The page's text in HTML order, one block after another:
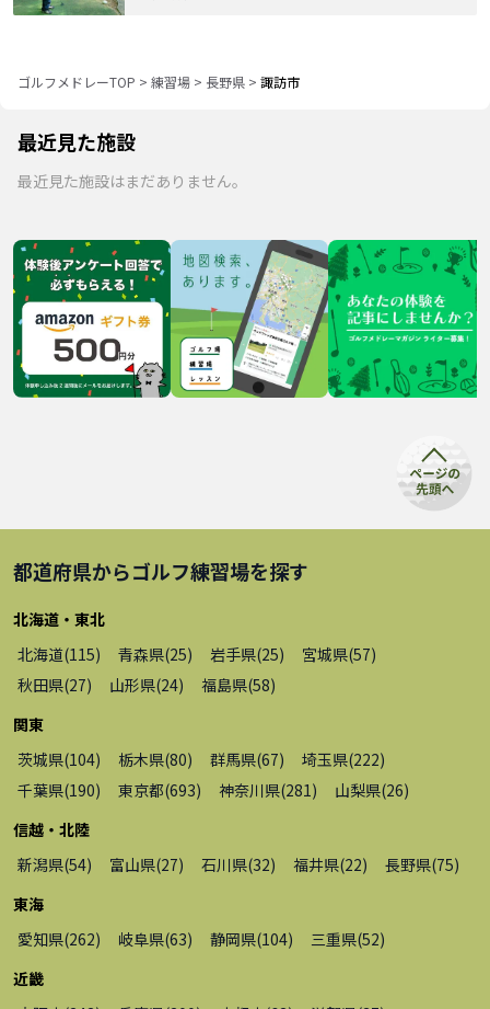
ゴルフメドレーTOP > 練習場 > 長野県 > 諏訪市
最近見た施設
最近見た施設はまだありません。
都道府県からゴルフ練習場を探す
北海道・東北
北海道(115) 青森県(25) 岩手県(25) 宮城県(57)
秋田県(27) 山形県(24) 福島県(58)
関東
茨城県(104) 栃木県(80) 群馬県(67) 埼玉県(222)
千葉県(190) 東京都(693) 神奈川県(281 ) 山梨県(26)
信越・北陸
新潟県(54) 富山県(27) 石川県(32) 福井県(22) 長野県(75)
東海
愛知県(262) 岐阜県(63) 静岡県(104) 三重県(52)
近畿